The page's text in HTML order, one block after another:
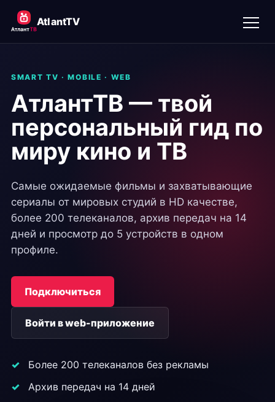
AtlantTV
SMART TV · MOBILE · WEB
АтлантТВ — твой
персональный гид по
миру кино и ТВ
Самые ожидаемые фильмы и захватывающие
сериалы от мировых студий в HD качестве,
более 200 телеканалов, архив передач на 14
дней и просмотр до 5 устройств в одном
профиле.
Подключиться
Войти в web-приложение
Более 200 телеканалов без рекламы
Архив передач на 14 дней